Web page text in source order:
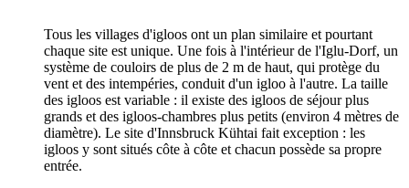
Tous les villages d'igloos ont un plan similaire et pourtant
chaque site est unique. Une fois à l'intérieur de l'Iglu-Dorf, un
système de couloirs de plus de 2 m de haut, qui protège du
vent et des intempéries, conduit d'un igloo à l'autre. La taille
des igloos est variable : il existe des igloos de séjour plus
grands et des igloos-chambres plus petits (environ 4 mètres de
diamètre). Le site d'Innsbruck Kühtai fait exception : les
igloos y sont situés côte à côte et chacun possède sa propre
entrée.